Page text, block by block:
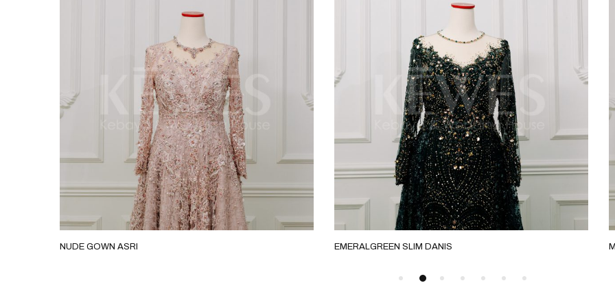
NUDE GOWN ASRI EMERALGREEN SLIM DANIS